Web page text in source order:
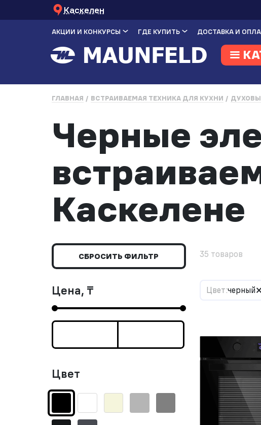
Каскелен
АКЦИИ И КОНКУРСЫ ГДЕ КУПИТЬ ДОСТАВКА И
ГЛАВНАЯ ВСТРАИВАЕМАЯ ТЕХНИКА ДЛЯ КУХНИ
Черные
Каскелене
СБРОСИТЬ ФИЛЬТР
Цена, ₸
Цвет
35 товаров
Цвет:черный×